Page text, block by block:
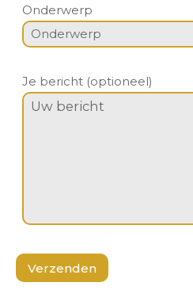
Onderwerp
Je bericht (optioneel)